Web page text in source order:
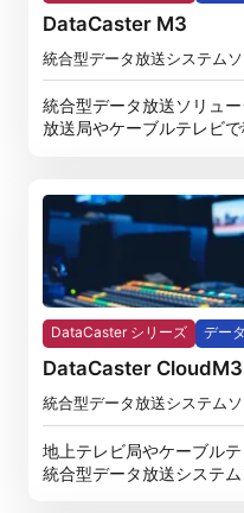
DataCaster M3
統合型データ放送システム
統合型データ放送ソリュ
放送局やケーブルテレビ
DataCaster シリーズ デー
DataCaster CloudM3
統合型データ放送システム
地上テレビ局やケーブル
統合型データ放送システ